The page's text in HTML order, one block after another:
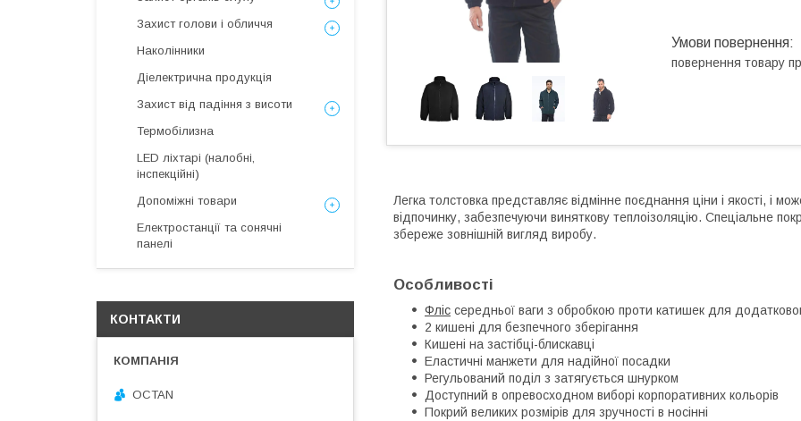
повернення товару
Легка толстовка представляє відмінне поєднання ціни і якості, і
відпочинку, забезпечуючи виняткову теплоізоляцію. Спеціальне
збереже зовнішній вигляд виробу.
Особливості
Фліс середньої ваги з обробкою проти катишек для
2 кишені для безпечного зберігання
Кишені на застібці-блискавці
Еластичні манжети для надійної посадки
Регульований поділ з затягується шнурком
Доступний в опревосходном виборі корпоративних кольорів
Покрий великих розмірів для зручності в носінні
Захист голови і обличчя
Наколінники
Діелектрична продукція
Захист від падіння з висоти
Термобілизна
LED ліхтарі (налобні,
інспекційні)
Допоміжні товари
Електростанції та сонячні
панелі
КОНТАКТИ
OCTAN